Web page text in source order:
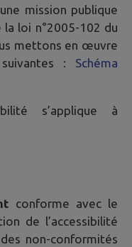
mission publique
loi n°2005-102 du
mettons en œuvre
: Schéma
s’applique à
conforme avec le
de l’accessibilité
non-conformités